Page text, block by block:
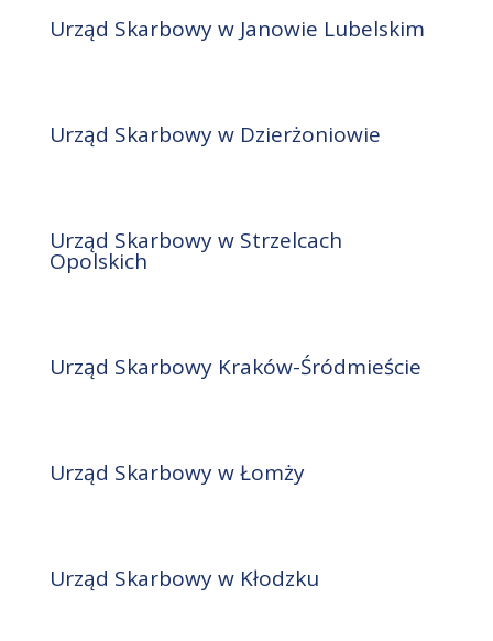
Urząd Skarbowy w Janowie Lubelskim
Urząd Skarbowy w Dzierżoniowie
Urząd Skarbowy w Strzelcach
Opolskich
Urząd Skarbowy Kraków-Śródmieście
Urząd Skarbowy w Łomży
Urząd Skarbowy w Kłodzku